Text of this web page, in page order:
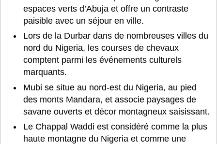
espaces verts d’Abuja et offre un contraste
paisible avec un séjour en ville.
Lors de la Durbar dans de nombreuses villes du
nord du Nigeria, les courses de chevaux
comptent parmi les événements culturels
marquants.
Mubi se situe au nord-est du Nigeria, au pied
des monts Mandara, et associe paysages de
savane ouverts et décor montagneux saisissant.
Le Chappal Waddi est considéré comme la plus
haute montagne du Nigeria et comme une